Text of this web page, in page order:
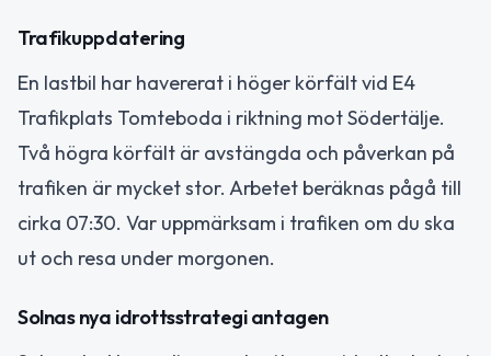
Trafikuppdatering
En lastbil har havererat i höger körfält vid E4
Trafikplats Tomteboda i riktning mot Södertälje.
Två högra körfält är avstängda och påverkan på
trafiken är mycket stor. Arbetet beräknas pågå till
cirka 07:30. Var uppmärksam i trafiken om du ska
ut och resa under morgonen.
Solnas nya idrottsstrategi antagen